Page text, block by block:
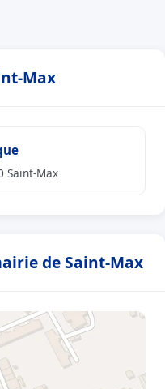
Max
Saint-Max
de Saint-Max